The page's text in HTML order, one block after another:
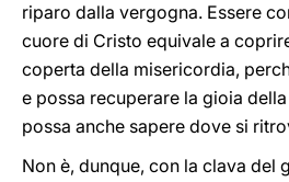
riparo dalla vergogna. Essere
cuore di Cristo equivale a
coperta della misericordia,
e possa recuperare la gioia
possa anche sapere dove si
Non è, dunque, con la clava del